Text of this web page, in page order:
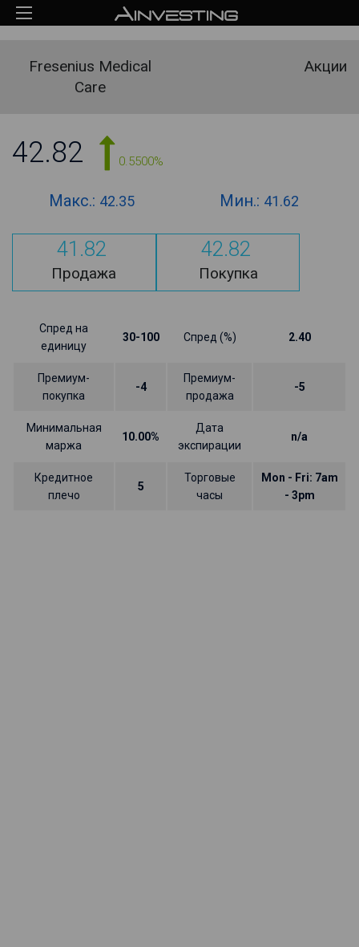
Fresenius Medical
Care
Акции
42.82 0.5500%
Макс.: 42.35 Мин.: 41.62
41.82
Продажа
42.82
Покупка
Спред на
единицу
30-100 Спред (%) 2.40
Премиум-
покупка
-4
Премиум-
продажа
-5
Минимальная
маржа
10.00%
Дата
экспирации
n/a
Кредитное
плечо
5
Торговые
часы
Mon - Fri: 7am
- 3pm